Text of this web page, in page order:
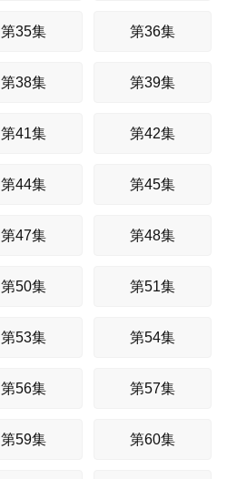
第35集 第36集
第38集 第39集
第41集 第42集
第44集 第45集
第47集 第48集
第50集 第51集
第53集 第54集
第56集 第57集
第59集 第60集